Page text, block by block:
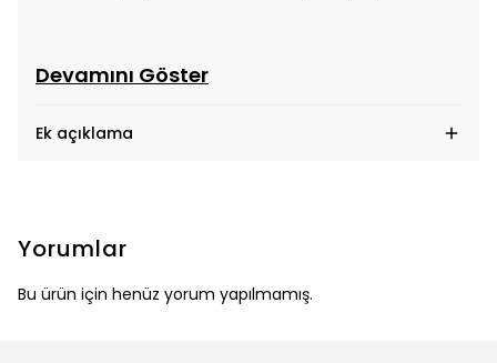
Devamını Göster
Ek açıklama
Yorumlar
Bu ürün için henüz yorum yapılmamış.